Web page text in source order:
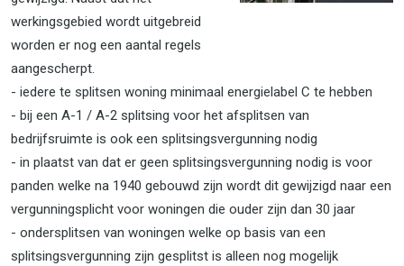
werkingsgebied wordt uitgebreid
worden er nog een aantal regels
aangescherpt.
- iedere te splitsen woning minimaal energielabel C te hebben
- bij een A-1 / A-2 splitsing voor het afsplitsen van
bedrijfsruimte is ook een splitsingsvergunning nodig
- in plaatst van dat er geen splitsingsvergunning nodig is voor
panden welke na 1940 gebouwd zijn wordt dit gewijzigd naar een
vergunningsplicht voor woningen die ouder zijn dan 30 jaar
- ondersplitsen van woningen welke op basis van een
splitsingsvergunning zijn gesplitst is alleen nog mogelijk